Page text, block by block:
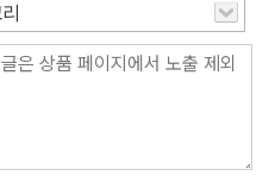
실제 시
힐 수 있는 〈온라인 실전모의고